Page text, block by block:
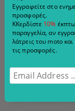
ΣΠΟΡ ΜΟΧΛΟΊ
KAWASAKI
ΓΚΡΙ
€117.60
Εγγραφείτε στο
προσφορές.
ΚΚερδίστε 10%
παραγγελία, αν
λάτρεις του moto
τις προσφορές.